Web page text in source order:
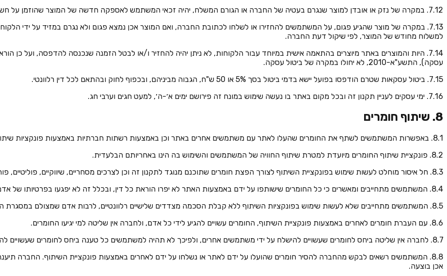
7.12. במקרה של נזק או אובדן למוצר שנגרם בעטיה של החברה או הגורם המשלח, יהיה זכאי המשתמש לאספקה חדשה של המוצר שהוזמן על חשבון החברה וללא עלות של דמי משלוח.
7.13. במקרה של מוצר שהגיע פגום, על המשתמשים להחזירו או לשלחו לכתובת החברה, ואם המוצר אכן נמצא פגום ולא נגרם במזיד על ידי
למשלוח מחודש של המוצר, לפי שיקול דעת החברה.
עסקה), התשע"א-2010, לא יחולו במקרה של ביטול עסקה.
7.15. ביטול עסקאות שטרם הודפסו בפועל יישא בדמי ביטול בסך 5% או 50 ש"ח, הגבוה מביניהם, ובכפוף לחוק ובהתאם לכל דין רלוונטי.
7.16. ימי עסקים לעניין תקנון זה ובכל מקום באתר בו נעשה שימוש במונח זה פירושם ימים א׳-ה׳, למעט חגים וערבי חג.
8. שיתוף חומרים
8.1. באפשרות המשתמשים לשתף את החומרים שהעלו לאתר עם משתמשים אחרים באתר וכן באמצעות רשתות חברתיות באמצעות פונקציות שיתוף, כפי שיסופקו על ידי החברה מעת לעת.
8.2. פונקציית שיתוף החומרים מיועדת למטרת שיתוף החוויה של המשתמשים והשימוש בה הינו באחריותם הבלעדית.
8.3. חל איסור מוחלט לעשות שימוש בפונקציית השיתוף לצורך הפצת חומרים שתוכנם מנוגד לתקנון זה וכן לצרכים מסחריים, שיווקיים, פוליטיים, פורנוגרפיים או להפצת ספאם.
8.4. המשתמשים מתחייבים ומאשרים כי כל החומרים שישותפו על ידם באמצעות האתר לא יפרו הוראת כל דין, ובכלל זה לא יפגעו בפרטיותו של אדם, לא יהוו הוצאת לשון הרע ולא יפרו זכויות יוצרים.
8.5. המשתמשים מתחייבים שלא לעשות שימוש בפונקציות השיתוף ללא קבלת הסכמה מצדדים שלישיים רלוונטיים, לרבות אדם שמצולם במסגרת החומרים, כאשר נדרשת הסכמה בנסיבות העניין.
8.6. עם העברת חומרים לאחרים באמצעות פונקציית השיתוף, החומרים עשויים להגיע לידי כל אדם, ולחברה אין שליטה למי יגיעו החומרים.
8.7. לחברה אין שליטה ביחס לחומרים שעשויים להישלח על ידי משתמשים אחרים, ולפיכך לא תהיה למשתמשים כל טענה ביחס לחומרים שעשויים להגיע אליהם באמצעות פונקציות השיתוף.
8.8. המשתמשים רשאים לבקש מהחברה להסיר חומרים שהועלו על ידם לאתר או נשלחו על ידם לאחרים באמצעות פונקציית השיתוף. החברה
אכן בוצעה.